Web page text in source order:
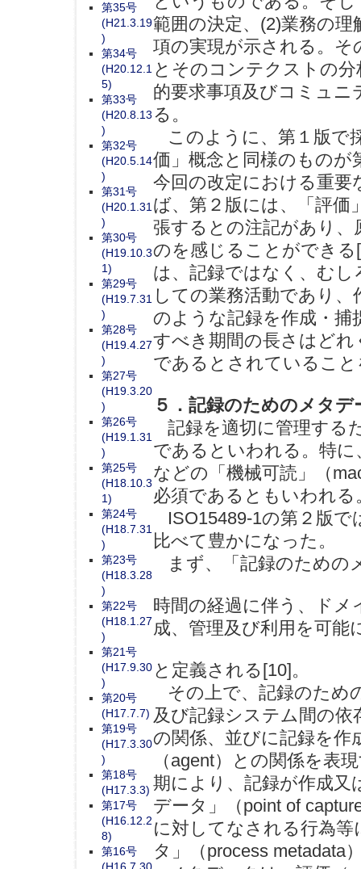
範囲の決定、(2)業務の理
項の実現が示される。そ
とそのコンテクストの
的要求事項及びコミュ
る。
このように、第１版で
価」概念と同様のものが
今回の改定における重
ば、第２版には、「評価
張するとの注記があり
のを感じることができ
は、記録ではなく、む
しての業務活動であり
のような記録を作成・
すべき期間の長さはど
であるとされているこ
５．記録のためのメタ
記録を適切に管理する
であるといわれる。特
などの「機械可読」（
必須であるともいわれる
ISO15489-1の第２版で
比べて豊かになった。
まず、「記録のための
時間の経過に伴う、ド
成、管理及び利用を可能
と定義される[10]。
その上で、記録のため
及び記録システム間の依
の関係、並びに記録を作
（agent）との関係を表
期により、記録が作成又
データ」（point of
に対してなされる行為
タ」（process metadata
第35号
(H21.3.19
)
第34号
(H20.12.1
5)
第33号
(H20.8.13
)
第32号
(H20.5.14
)
第31号
(H20.1.31
)
第30号
(H19.10.3
1)
第29号
(H19.7.31
)
第28号
(H19.4.27
)
第27号
(H19.3.20
)
第26号
(H19.1.31
)
第25号
(H18.10.3
1)
第24号
(H18.7.31
)
第23号
(H18.3.28
)
第22号
(H18.1.27
)
第21号
(H17.9.30
)
第20号
(H17.7.7)
第19号
(H17.3.30
)
第18号
(H17.3.3)
第17号
(H16.12.2
8)
第16号